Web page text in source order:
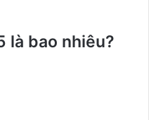
là bao nhiêu?